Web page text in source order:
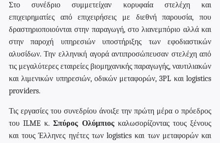
Στο συνέδριο συμμετείχαν κορυφαία στελέχη και
επιχειρηματίες από επιχειρήσεις με διεθνή παρουσία, που
δραστηριοποιούνται στην παραγωγή, στο λιανεμπόριο αλλά και
στην παροχή υπηρεσιών υποστήριξης των εφοδιαστικών
αλυσίδων. Την ελληνική αγορά αντιπροσώπευσαν στελέχη από
τις μεγαλύτερες εταιρείες βιομηχανικής παραγωγής, ναυτιλιακών
και λιμενικών υπηρεσιών, οδικών μεταφορών, 3PL καιlogistics
providers.
Τις εργασίες του συνεδρίου άνοιξε την πρώτη μέρα ο πρόεδρος
του ILME κ.Σπύρος Ολύμπιοςκαλωσορίζοντας τους ξένους
και τους Έλληνες ηγέτες των logistics και των μεταφορών και